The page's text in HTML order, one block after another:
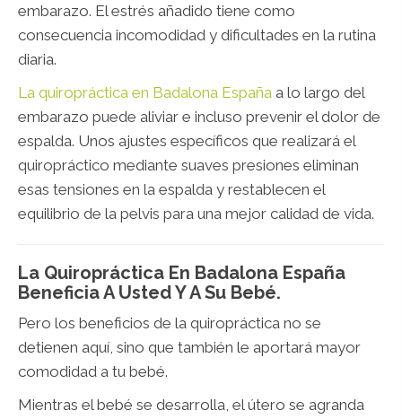
embarazo. El estrés añadido tiene como
consecuencia incomodidad y dificultades en la rutina
diaria.
La quiropráctica en Badalona España a lo largo del
embarazo puede aliviar e incluso prevenir el dolor de
espalda. Unos ajustes específicos que realizará el
quiropráctico mediante suaves presiones eliminan
esas tensiones en la espalda y restablecen el
equilibrio de la pelvis para una mejor calidad de vida.
La Quiropráctica En Badalona España
Beneficia A Usted Y A Su Bebé.
Pero los beneficios de la quiropráctica no se
detienen aquí, sino que también le aportará mayor
comodidad a tu bebé.
Mientras el bebé se desarrolla, el útero se agranda